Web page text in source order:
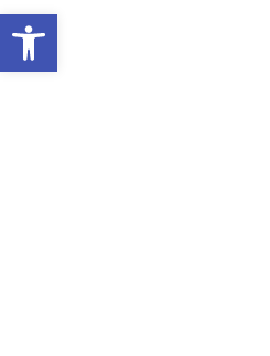
Abrir a barra de